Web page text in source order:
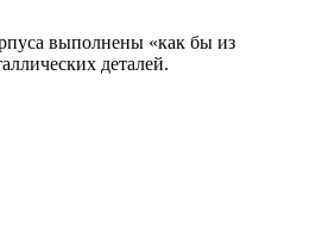
выполнены «как бы из
деталей.